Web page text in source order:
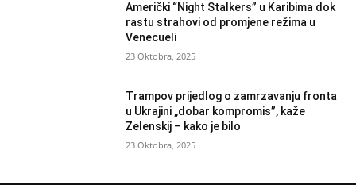
Američki “Night Stalkers” u Karibima dok
rastu strahovi od promjene režima u
Venecueli
23 Oktobra, 2025
Trampov prijedlog o zamrzavanju fronta
u Ukrajini „dobar kompromis”, kaže
Zelenskij – kako je bilo
23 Oktobra, 2025